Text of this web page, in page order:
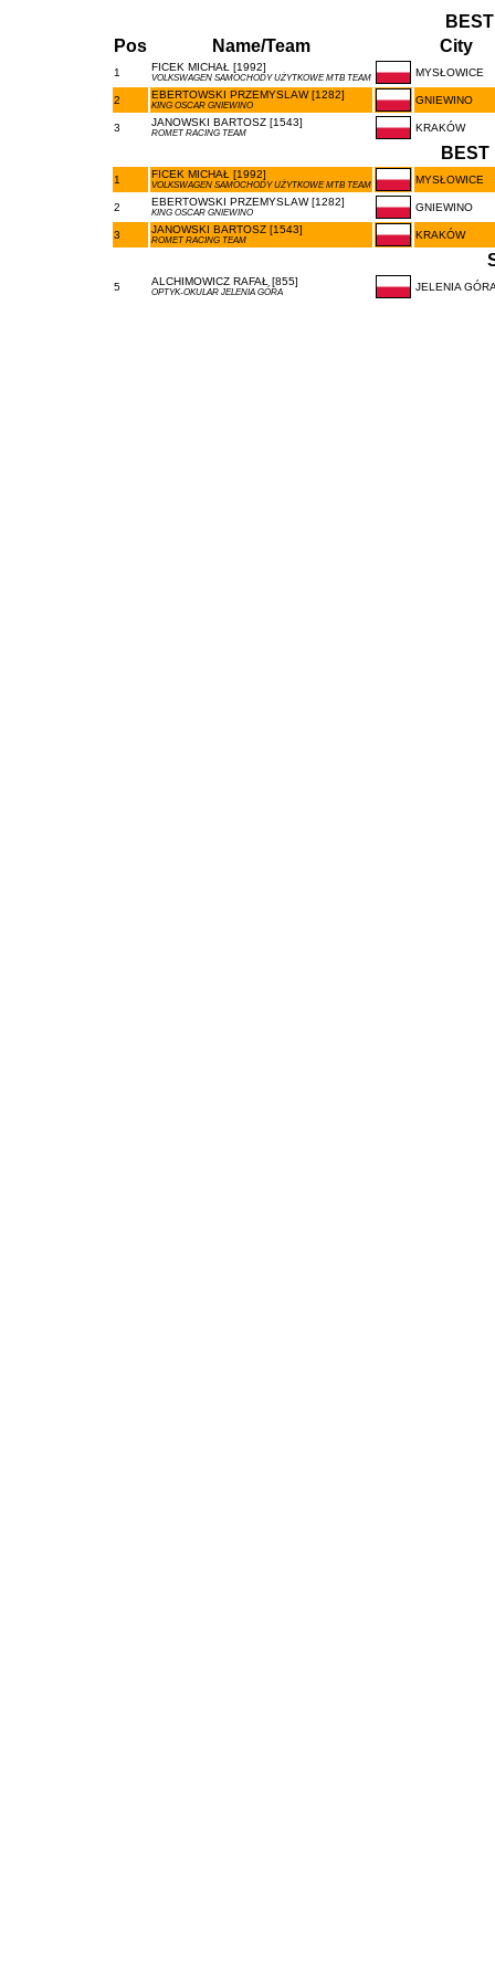
Pos
Name/Team City
1 FICEK MICHAŁ [1992]
VOLKSWAGEN SAMOCHODY UŻYTKOWE MTB TEAM MYSŁOWICE
2 EBERTOWSKI PRZEMYSLAW [1282]
KING OSCAR GNIEWINO GNIEWINO
3 JANOWSKI BARTOSZ [1543]
ROMET RACING TEAM KRAKÓW
BEST
1 FICEK MICHAŁ [1992]
VOLKSWAGEN SAMOCHODY UŻYTKOWE MTB TEAM MYSŁOWICE
2 EBERTOWSKI PRZEMYSLAW [1282]
KING OSCAR GNIEWINO GNIEWINO
3 JANOWSKI BARTOSZ [1543]
ROMET RACING TEAM KRAKÓW
5 ALCHIMOWICZ RAFAŁ [855]
OPTYK-OKULAR JELENIA GÓRA JELENIA